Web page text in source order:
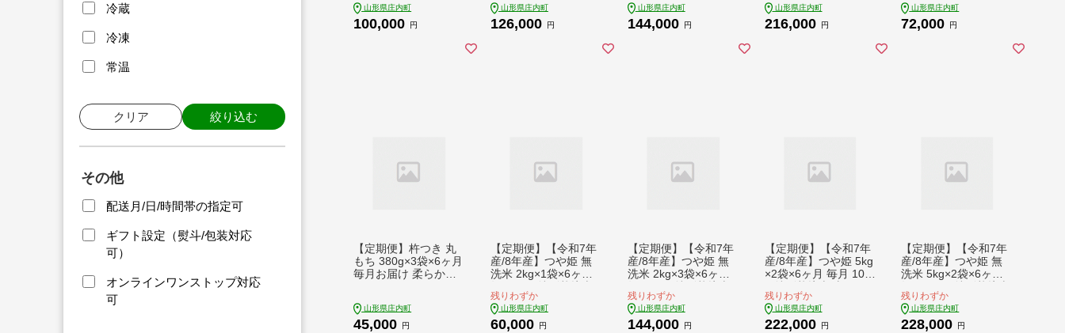
冷蔵
冷凍
常温
クリア 絞り込む
その他
配送月/日/時間帯の指定可
ギフト設定（熨斗/包装対応
可）
オンラインワンストップ対応
可
創業（享保10年） 老
舗酒蔵 日本酒 ほろ酔
山形県庄内町
100,000 円
非常食 備蓄 防災 レン
ジで2分 レンチン 時
山形県庄内町
126,000 円
食 非常食 備蓄 防災
レンジで2分 レンチン
山形県庄内町
144,000 円
食 非常食 備蓄 防災
レンジで2分 レンチン
山形県庄内町
216,000 円
お供 おかず 山形名物
郷土料理 家庭料理 ご
山形県庄内町
72,000 円
【定期便】杵つき 丸
もち 380g×3袋×6ヶ月
毎月お届け 柔らかく
使用 個包装 山形県庄
内町産 焼き餅 お雑煮
山形県庄内町
45,000 円
【定期便】【令和7年
産/8年産】つや姫 無
洗米 2kg×1袋×6ヶ月
山形県庄内町産 余目
産 庄内米 ブランド米
米 コシヒカリの原
残りわずか
山形県庄内町
60,000 円
【定期便】【令和7年
産/8年産】つや姫 無
洗米 2kg×3袋×6ヶ月
山形県庄内町産 余目
産 庄内米 ブランド米
米 コシヒカリの原
残りわずか
山形県庄内町
144,000 円
【定期便】【令和7年
産/8年産】つや姫 5kg
×2袋×6ヶ月 毎月 10k
庄内町産 余目産 庄内
米 ブランド米 米 コシ
ヒカリの原点、亀の尾
残りわずか
山形県庄内町
222,000 円
【定期便】【令和7年
産/8年産】つや姫 無
洗米 5kg×2袋×6ヶ月
山形県庄内町産 余目
産 庄内米 ブランド米
米 コシヒカリの原
残りわずか
山形県庄内町
228,000 円